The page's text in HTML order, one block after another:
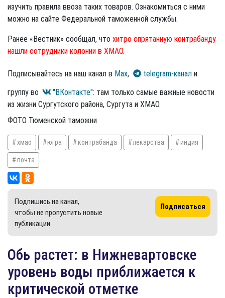
изучить правила ввоза таких товаров. Ознакомиться с ними
можно на сайте Федеральной таможенной службы.
Ранее «Вестник» сообщал, что хитро спрятанную контрабанду
нашли сотрудники колонии в ХМАО.
Подписывайтесь на наш канал в Max, telegram-канал и
группу во
"ВКонтакте": там только самые важные новости
из жизни Сургутского района, Сургута и ХМАО.
ФОТО Тюменской таможни
хмао югра контрабанда лекарства индия
почта
Подпишись на канал,
чтобы не пропустить новые
публикации
Подписаться
Обь растет: в Нижневартовске
уровень воды приближается к
критической отметке